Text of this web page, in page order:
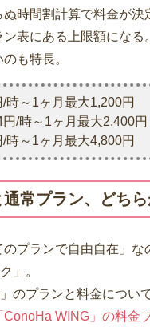
時間割計算で料金が決
表にある上限額になる。
も特長。
時～1ヶ月最大1,200円
/時～1ヶ月最大2,400円
時～1ヶ月最大4,800円
常プラン、どちら
のプランで自由自在」な
」。
のプランと料金につい
ConoHa WING」の料金